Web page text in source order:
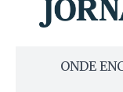
ONDE